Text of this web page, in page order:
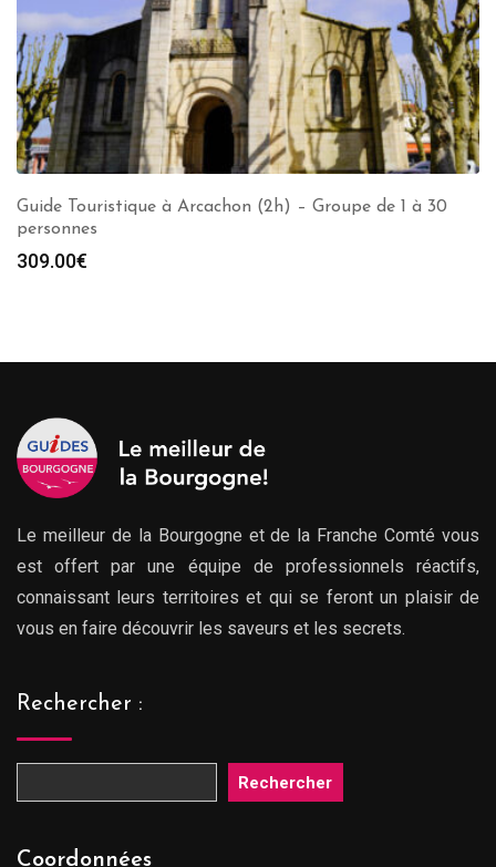
Guide Touristique à Arcachon (2h) – Groupe de 1 à 30
personnes
309.00€
Le meilleur de la Bourgogne et de la Franche Comté vous
est offert par une équipe de professionnels réactifs,
connaissant leurs territoires et qui se feront un plaisir de
vous en faire découvrir les saveurs et les secrets.
Rechercher :
Rechercher
Coordonnées